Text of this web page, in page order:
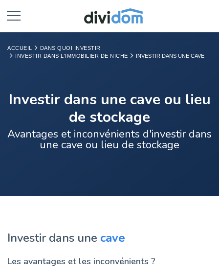
ACCUEIL
DANS QUOI INVESTIR
INVESTIR DANS L'IMMOBILIER DE NICHE
INVESTIR DANS UNE CAVE
Investir dans une cave ou lieu
de stockage
Avantages et inconvénients d'investir dans
une cave ou lieu de stockage
Investir dans une cave
Les avantages et les inconvénients ?